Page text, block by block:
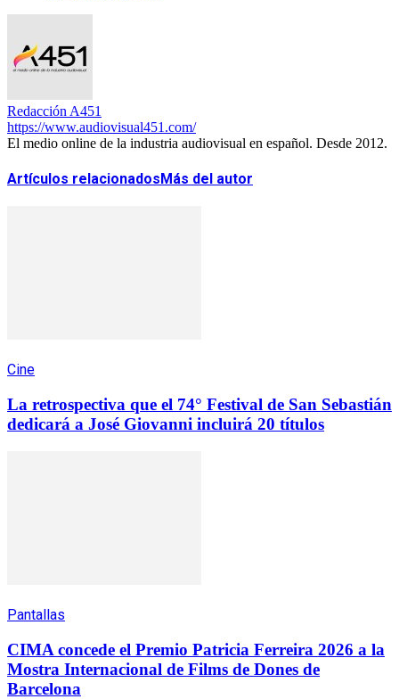
Redacción A451
https://www.audiovisual451.com/
El medio online de la industria audiovisual en español. Desde 2012.
Artículos relacionadosMás del autor
Cine
La retrospectiva que el 74° Festival de San Sebastián
dedicará a José Giovanni incluirá 20 títulos
Pantallas
CIMA concede el Premio Patricia Ferreira 2026 a la
Mostra Internacional de Films de Dones de
Barcelona